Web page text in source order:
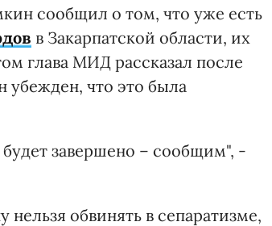
сообщил о том, что уже есть
в Закарпатской области, их
глава МИД рассказал после
убежден, что это была
будет завершено – сообщим", -
обвинять в сепаратизме,